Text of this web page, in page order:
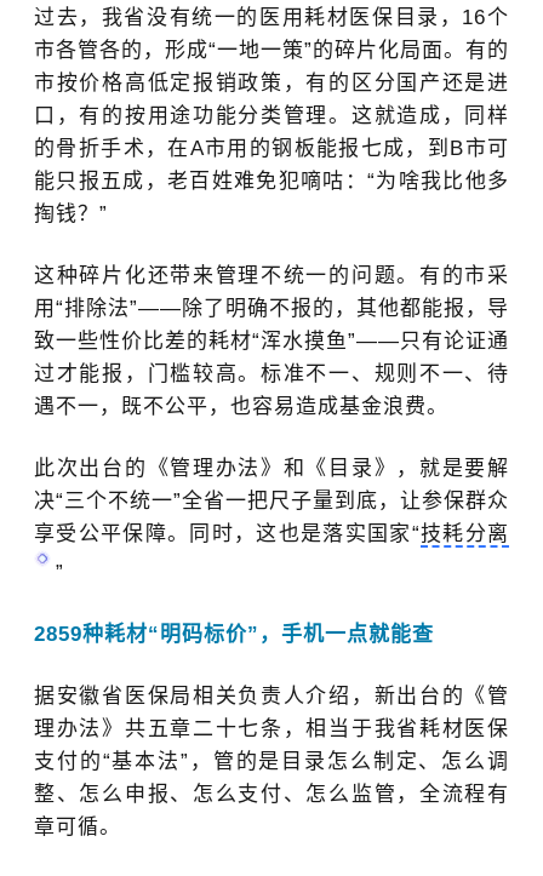
过去，我省没有统一的医用耗材医保目录，16个
市各管各的，形成“一地一策”的碎片化局面。有的
市按价格高低定报销政策，有的区分国产还是进
口，有的按用途功能分类管理。这就造成，同样
的骨折手术，在A市用的钢板能报七成，到B市可
能只报五成，老百姓难免犯嘀咕：“为啥我比他多
掏钱？ ”
这种碎片化还带来管理不统一的问题。有的市采
用“排除法”——除了明确不报的，其他都能报，导
致一些性价比差的耗材“浑水摸鱼”——只有论证通
过才能报，门槛较高。标准不一、规则不一、待
遇不一，既不公平，也容易造成基金浪费。
此次出台的《管理办法》和《目录》， 就是要解
决“三个不统一”全省一把尺子量到底，让参保群众
享受公平保障。同时，这也是落实国家“技耗分离
”
2859种耗材“明码标价” ，手机一点就能查
据安徽省医保局相关负责人介绍，新出台的《管
理办法》共五章二十七条，相当于我省耗材医保
支付的“基本法” ，管的是目录怎么制定、怎么调
整、怎么申报、怎么支付、怎么监管，全流程有
章可循。